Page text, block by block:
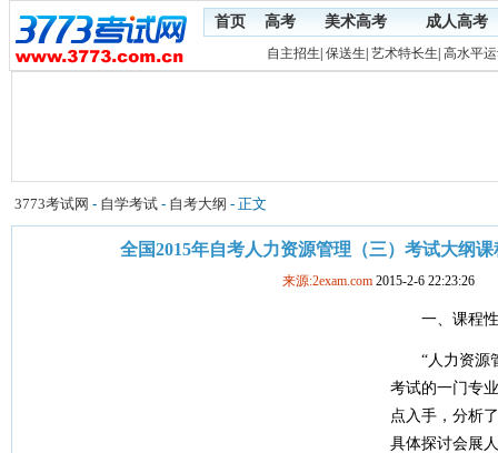
首页 高考 美术高考 成人高考
自主招生 保送生 艺术特长生 高水平
3773考试网 - 自学考试 - 自考大纲 - 正文
全国2015年自考人力资源管理（三）考试大纲
来源:2exam.com 2015-2-6 22:23:26
一、课程性
“人力资源管
考试的一门专
点入手，分析
具体探讨会展